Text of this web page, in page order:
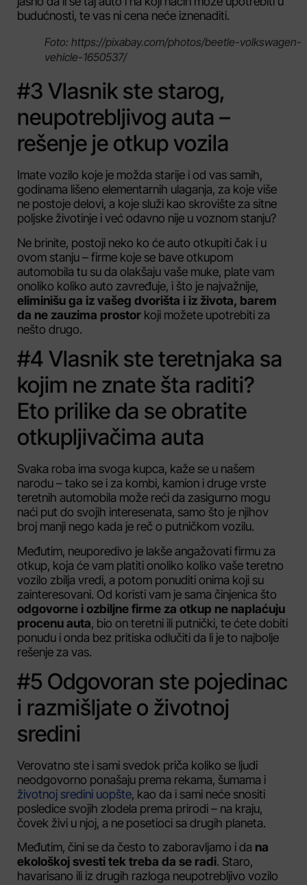
budućnosti, te vas ni cena neće iznenaditi.
Foto: https://pixabay.com/photos/beetle-volkswagen-
vehicle-1650537/
#3 Vlasnik ste starog,
neupotrebljivog auta –
rešenje je otkup vozila
Imate vozilo koje je možda starije i od vas samih,
godinama lišeno elementarnih ulaganja, za koje više
ne postoje delovi, a koje služi kao skrovište za sitne
poljske životinje i već odavno nije u voznom stanju?
Ne brinite, postoji neko ko će auto otkupiti čak i u
ovom stanju – firme koje se bave otkupom
automobila tu su da olakšaju vaše muke, plate vam
onoliko koliko auto zavređuje, i što je najvažnije,
eliminišu ga iz vašeg dvorišta i iz života, barem
da ne zauzima prostor koji možete upotrebiti za
nešto drugo.
#4 Vlasnik ste teretnjaka sa
kojim ne znate šta raditi?
Eto prilike da se obratite
otkupljivačima auta
Svaka roba ima svoga kupca, kaže se u našem
narodu – tako se i za kombi, kamion i druge vrste
teretnih automobila može reći da zasigurno mogu
naći put do svojih interesenata, samo što je njihov
broj manji nego kada je reč o putničkom vozilu.
Međutim, neuporedivo je lakše angažovati firmu za
otkup, koja će vam platiti onoliko koliko vaše teretno
vozilo zbilja vredi, a potom ponuditi onima koji su
zainteresovani. Od koristi vam je sama činjenica što
odgovorne i ozbiljne firme za otkup ne naplaćuju
procenu auta, bio on teretni ili putnički, te ćete dobiti
ponudu i onda bez pritiska odlučiti da li je to najbolje
rešenje za vas.
#5 Odgovoran ste pojedinac
i razmišljate o životnoj
sredini
Verovatno ste i sami svedok priča koliko se ljudi
neodgovorno ponašaju prema rekama, šumama i
životnoj sredini uopšte, kao da i sami neće snositi
posledice svojih zlodela prema prirodi – na kraju,
čovek živi u njoj, a ne posetioci sa drugih planeta.
Međutim, čini se da često to zaboravljamo i da na
ekološkoj svesti tek treba da se radi. Staro,
havarisano ili iz drugih razloga neupotrebljivo vozilo